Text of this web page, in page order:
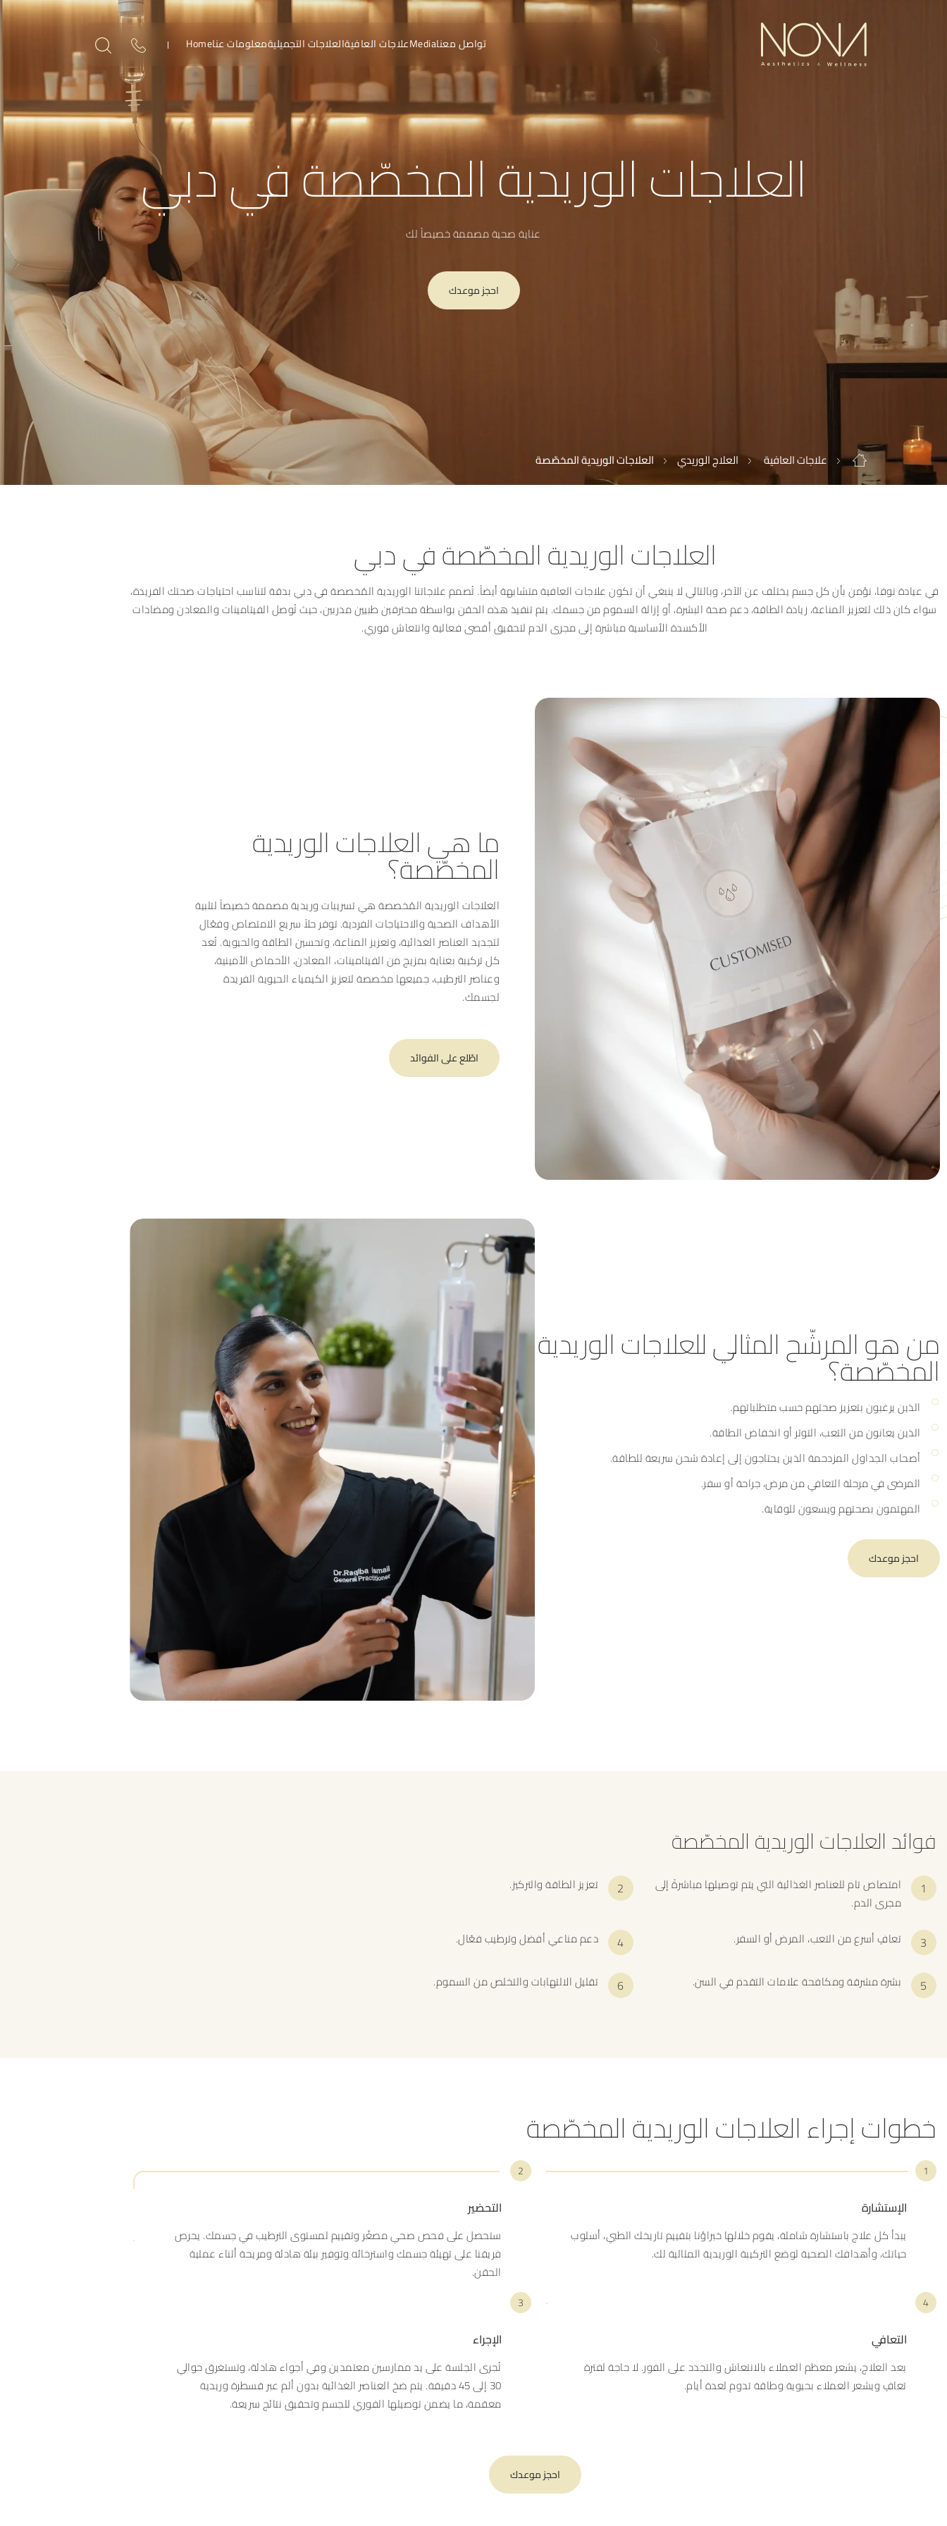
Homeمعلومات عناالعلاجات التجميليةعلاجات العافيةMediaتواصل معنا
العلاجات الوريدية المخصّصة في دبي
عناية صحية مصممة خصيصاً لك
احجز موعدك
علاجات العافية العلاج الوريدي العلاجات الوريدية المخصّصة
العلاجات الوريدية المخصّصة في دبي
في عيادة نوفا، نؤمن بأن كل جسم يختلف عن الآخر، وبالتالي لا ينبغي أن تكون علاجات العافية متشابهة أيضاً. تُصمم علاجاتنا الوريدية المُخصصة في دبي بدقة لتناسب احتياجات صحتك الفريدة،
سواء كان ذلك لتعزيز المناعة، زيادة الطاقة، دعم صحة البشرة، أو إزالة السموم من جسمك. يتم تنفيذ هذه الحقن بواسطة محترفين طبيين مدربين، حيث تُوصل الفيتامينات والمعادن ومضادات
الأكسدة الأساسية مباشرة إلى مجرى الدم لتحقيق أقصى فعالية وانتعاش فوري.
ما هي العلاجات الوريدية
المخصّصة؟
العلاجات الوريدية المُخصصة هي تسريبات وريدية مصممة خصيصاً لتلبية
الأهداف الصحية والاحتياجات الفردية. توفر حلاً سريع الامتصاص وفعّال
لتجديد العناصر الغذائية، وتعزيز المناعة، وتحسين الطاقة والحيوية. تُعد
كل تركيبة بعناية بمزيج من الفيتامينات، المعادن، الأحماض الأمينية،
وعناصر الترطيب، جميعها مخصصة لتعزيز الكيمياء الحيوية الفريدة
لجسمك.
اطّلع على الفوائد
من هو المرشّح المثالي للعلاجات الوريدية
المخصّصة؟
الذين يرغبون بتعزيز صحتهم حسب متطلباتهم.
الذين يعانون من التعب، التوتر أو انخفاض الطاقة.
أصحاب الجداول المزدحمة الذين يحتاجون إلى إعادة شحن سريعة للطاقة.
المرضى في مرحلة التعافي من مرض، جراحة أو سفر.
المهتمون بصحتهم ويسعون للوقاية.
احجز موعدك
فوائد العلاجات الوريدية المخصّصة
امتصاص تام للعناصر الغذائية التي يتم توصيلها مباشرةً إلى
مجرى الدم.
تعزيز الطاقة والتركيز.
تعافٍ أسرع من التعب، المرض أو السفر. دعم مناعي أفضل وترطيب فعّال.
بشرة مشرقة ومكافحة علامات التقدم في السن. تقليل الالتهابات والتخلص من السموم.
خطوات إجراء العلاجات الوريدية المخصّصة
1
الإستشارة
يبدأ كل علاج باستشارة شاملة، يقوم خلالها خبراؤنا بتقييم تاريخك الطبي، أسلوب
حياتك، وأهدافك الصحية لوضع التركيبة الوريدية المثالية لك.
2
التحضير
ستحصل على فحص صحي مصغّر وتقييم لمستوى الترطيب في جسمك. يحرص
فريقنا على تهيئة جسمك واسترخائه وتوفير بيئة هادئة ومريحة أثناء عملية
الحقن.
4
التعافي
بعد العلاج، يشعر معظم العملاء بالانتعاش والتجدد على الفور. لا حاجة لفترة
تعافٍ ويشعر العملاء بحيوية وطاقة تدوم لعدة أيام.
3
الإجراء
تُجرى الجلسة على يد ممارسين معتمدين وفي أجواء هادئة، وتستغرق حوالي
30 إلى 45 دقيقة. يتم ضخ العناصر الغذائية بدون ألم عبر قسطرة وريدية
معقمة، ما يضمن توصيلها الفوري للجسم وتحقيق نتائج سريعة.
احجز موعدك